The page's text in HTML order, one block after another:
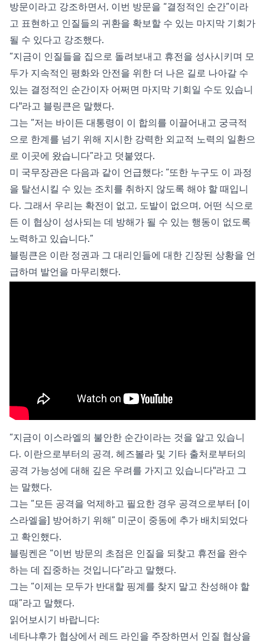
방문이라고 강조하면서, 이번 방문을 “결정적인 순간”이라
고 표현하고 인질들의 귀환을 확보할 수 있는 마지막 기회가
될 수 있다고 강조했다.
“지금이 인질들을 집으로 돌려보내고 휴전을 성사시키며 모
두가 지속적인 평화와 안전을 위한 더 나은 길로 나아갈 수
있는 결정적인 순간이자 어쩌면 마지막 기회일 수도 있습니
다"라고 블링큰은 말했다.
그는 “저는 바이든 대통령이 이 합의를 이끌어내고 궁극적
으로 한계를 넘기 위해 지시한 강력한 외교적 노력의 일환으
로 이곳에 왔습니다”라고 덧붙였다.
미 국무장관은 다음과 같이 언급했다: “또한 누구도 이 과정
을 탈선시킬 수 있는 조치를 취하지 않도록 해야 할 때입니
다. 그래서 우리는 확전이 없고, 도발이 없으며, 어떤 식으로
든 이 협상이 성사되는 데 방해가 될 수 있는 행동이 없도록
노력하고 있습니다.”
블링큰은 이란 정권과 그 대리인들에 대한 긴장된 상황을 언
급하며 발언을 마무리했다.
“지금이 이스라엘의 불안한 순간이라는 것을 알고 있습니
다. 이란으로부터의 공격, 헤즈볼라 및 기타 출처로부터의
공격 가능성에 대해 깊은 우려를 가지고 있습니다"라고 그
는 말했다.
그는 “모든 공격을 억제하고 필요한 경우 공격으로부터 [이
스라엘을] 방어하기 위해” 미군이 중동에 추가 배치되었다
고 확인했다.
블링켄은 “이번 방문의 초점은 인질을 되찾고 휴전을 완수
하는 데 집중하는 것입니다”라고 말했다.
그는 “이제는 모두가 반대할 핑계를 찾지 말고 찬성해야 할
때”라고 말했다.
읽어보시기 바랍니다:
네타냐후가 협상에서 레드 라인을 주장하면서 인질 협상을